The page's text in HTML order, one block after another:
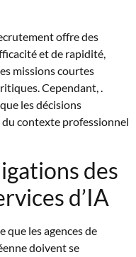
offre des
et de rapidité,
missions courtes
Cependant, .
les décisions
du contexte professionnel
des
d’IA
les agences de
doivent se